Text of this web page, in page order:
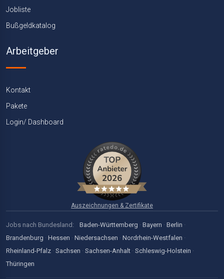
Jobliste
Bußgeldkatalog
Arbeitgeber
Kontakt
Pakete
Login/ Dashboard
Auszeichnungen & Zertifikate
Jobs nach Bundesland: Baden-Württemberg · Bayern · Berlin ·
Brandenburg · Hessen · Niedersachsen · Nordrhein-Westfalen ·
Rheinland-Pfalz · Sachsen · Sachsen-Anhalt · Schleswig-Holstein ·
Thüringen